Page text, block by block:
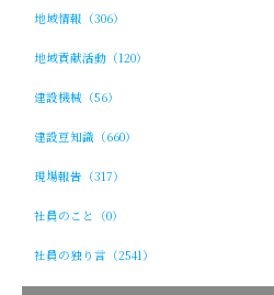
地域情報（306）
地域貢献活動（120）
建設機械（56）
建設豆知識（660）
現場報告（317）
社員のこと（0）
社員の独り言（2541）